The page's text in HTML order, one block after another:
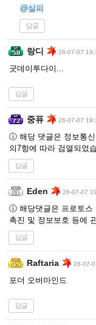
@실피
답글
랑디 26-07-07
굿데이투다이...
답글
중퓨 26-07-07
ⓘ 해당 댓글은 정보통
의7항에 따라 검열되었
답글
Eden 26-07-07
ⓘ 해당댓글은 프로토스
촉진 및 정보보호 등에
답글
Raftaria 26-07-
포더 오버마인드
답글